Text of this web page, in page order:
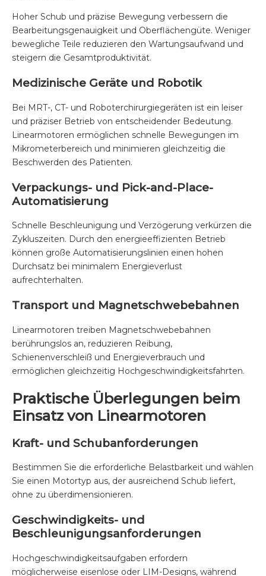
Hoher Schub und präzise Bewegung verbessern die
Bearbeitungsgenauigkeit und Oberflächengüte. Weniger
bewegliche Teile reduzieren den Wartungsaufwand und
steigern die Gesamtproduktivität.
Medizinische Geräte und Robotik
Bei MRT-, CT- und Roboterchirurgiegeräten ist ein leiser
und präziser Betrieb von entscheidender Bedeutung.
Linearmotoren ermöglichen schnelle Bewegungen im
Mikrometerbereich und minimieren gleichzeitig die
Beschwerden des Patienten.
Verpackungs- und Pick-and-Place-
Automatisierung
Schnelle Beschleunigung und Verzögerung verkürzen die
Zykluszeiten. Durch den energieeffizienten Betrieb
können große Automatisierungslinien einen hohen
Durchsatz bei minimalem Energieverlust
aufrechterhalten.
Transport und Magnetschwebebahnen
Linearmotoren treiben Magnetschwebebahnen
berührungslos an, reduzieren Reibung,
Schienenverschleiß und Energieverbrauch und
ermöglichen gleichzeitig Hochgeschwindigkeitsfahrten.
Praktische Überlegungen beim
Einsatz von Linearmotoren
Kraft- und Schubanforderungen
Bestimmen Sie die erforderliche Belastbarkeit und wählen
Sie einen Motortyp aus, der ausreichend Schub liefert,
ohne zu überdimensionieren.
Geschwindigkeits- und
Beschleunigungsanforderungen
Hochgeschwindigkeitsaufgaben erfordern
möglicherweise eisenlose oder LIM-Designs, während